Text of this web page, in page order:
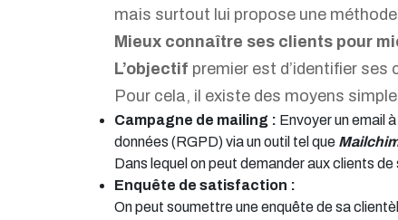
mais surtout lui propose une
Mieux connaître ses clients pour
L’objectif premier est d’identifier
Pour cela, il existe des moyens
Campagne de mailing : Envoyer un email
données (RGPD) via un outil tel que
Dans lequel on peut demander aux clients
Enquête de satisfaction :
On peut soumettre une enquête de sa